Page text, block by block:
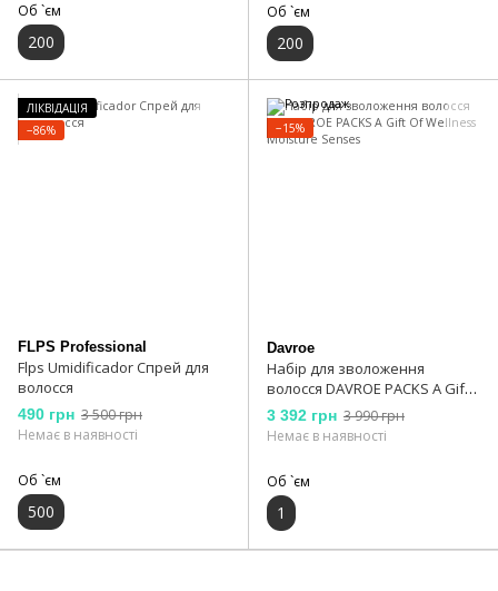
Об `єм
200
Об `єм
200
ЛІКВІДАЦІЯ
−86%
FLPS Professional
Flps Umidificador Спрей для
волосся
490 грн 3 500 грн
Немає в наявності
Об `єм
500
−15%
Davroe
Набір для зволоження
волосся DAVROE PACKS A Gift
Of Wellness Moisture Senses
3 392 грн 3 990 грн
Немає в наявності
Об `єм
1